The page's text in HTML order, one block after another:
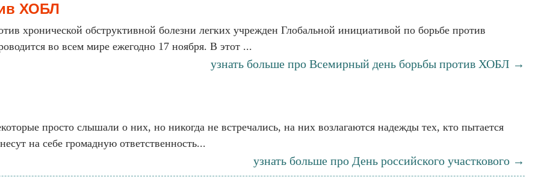
ХОБЛ
хронической обструктивной болезни легких учрежден Глобальной инициативой по борьбе против
во всем мире ежегодно 17 ноября. В этот ...
узнать больше про Всемирный день борьбы против ХОБЛ →
просто слышали о них, но никогда не встречались, на них возлагаются надежды тех, кто пытается
на себе громадную ответственность...
узнать больше про День российского участкового →